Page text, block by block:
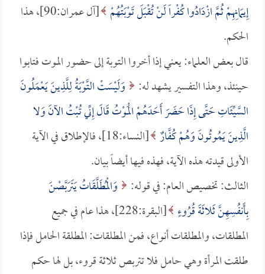
إِيمَانِهِمْ ثُمَّ ازْدَادُوا كُفْراً لَنْ تُقْبَلَ تَوْبَتُهُمْ
[آل عمران:90]، هذا
الحكم.
قال بعض العلماء: يعني إذا أخروا التوبة إلى حضور الموت فتابوا
حينئذ، وهذا التفسير يشهد له:
وَلَيْسَتْ التَّوْبَةُ لِلَّذِينَ يَعْمَلُونَ
السَّيِّئَاتِ حَتَّى إِذَا حَضَرَ أَحَدَهُمْ الْمَوْتُ قَالَ إِنِّي تُبْتُ الآنَ وَلا
الَّذِينَ يَمُوتُونَ وَهُمْ كُفَّارٌ
[النساء:18]، فالإطلاق في الآية
الأولى قيدته هذه الآية، فهذه فيها أيضاً بيان.
الثالث: تخصيص العام: في قوله:
وَالْمُطَلَّقَاتُ يَتَرَبَّصْنَ
بِأَنفُسِهِنَّ ثَلاثَةَ قُرُوءٍ
[البقرة:228]، هذا عام في جميع
المطلقات، والمطلقات أنواع، فمن المطلقات: المطلقة الحامل فإذا
طلقت المرأة وهي حامل فلا تتربص ثلاثة قروء، بل لها حكم